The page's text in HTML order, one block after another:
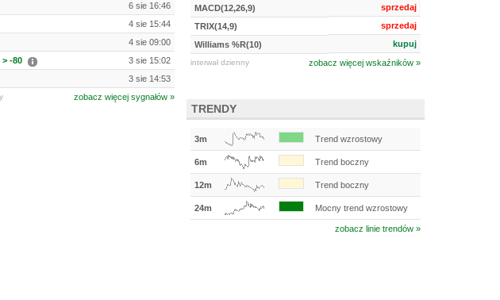
MACD(12,26,9)
sprzedaj
TRIX(14,9)
sprzedaj
Williams %R(10)
kupuj
interwał dzienny zobacz więcej wskaźników »
6 sie 16:46
4 sie 15:44
4 sie 09:00
-80
3 sie 15:02
3 sie 14:53
zobacz więcej sygnałów »
TRENDY
3m Trend wzrostowy
6m Trend boczny
12m Trend boczny
24m Mocny trend wzrostowy
zobacz linie trendów »